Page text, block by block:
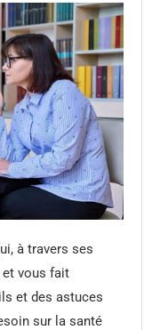
à travers ses
et vous fait
et des astuces
sur la santé